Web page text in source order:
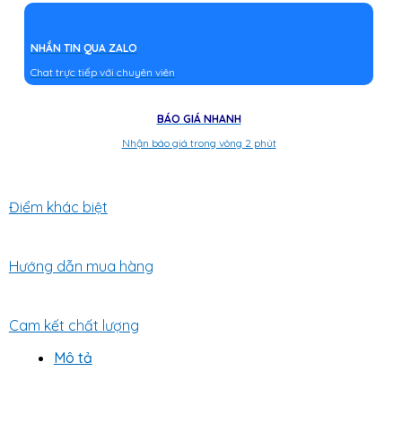
NHẮN TIN QUA ZALO
Chat trực tiếp với chuyên viên
BÁO GIÁ NHANH
Nhận báo giá trong vòng 2 phút
Điểm khác biệt
Hướng dẫn mua hàng
Cam kết chất lượng
Mô tả